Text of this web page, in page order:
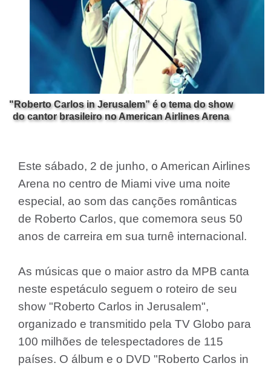
"Roberto Carlos in Jerusalem” é o tema do show
do cantor brasileiro no American Airlines Arena
Este sábado, 2 de junho, o American Airlines
Arena no centro de Miami vive uma noite
especial, ao som das canções românticas
de Roberto Carlos, que comemora seus 50
anos de carreira em sua turnê internacional.
As músicas que o maior astro da MPB canta
neste espetáculo seguem o roteiro de seu
show "Roberto Carlos in Jerusalem",
organizado e transmitido pela TV Globo para
100 milhões de telespectadores de 115
países. O álbum e o DVD "Roberto Carlos in